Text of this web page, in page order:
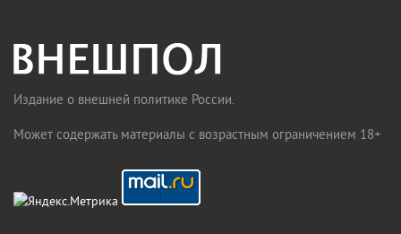
Издание о внешней политике России.
Может содержать материалы с возрастным ограничением 18+